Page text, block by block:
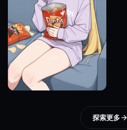
探索更多